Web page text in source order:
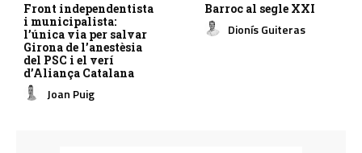
Front independentista
i municipalista:
l’única via per salvar
Girona de l’anestèsia
del PSC i el verí
d’Aliança Catalana
Joan Puig
Barroc al segle XXI
Dionís Guiteras